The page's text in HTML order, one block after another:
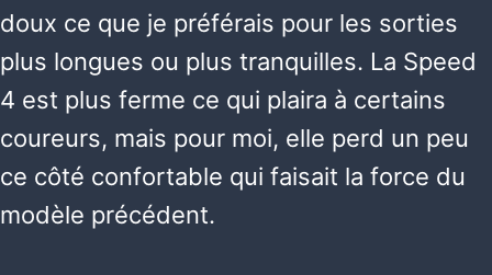
doux ce que je préférais pour les sorties
plus longues ou plus tranquilles. La Speed
4 est plus ferme ce qui plaira à certains
coureurs, mais pour moi, elle perd un peu
ce côté confortable qui faisait la force du
modèle précédent.